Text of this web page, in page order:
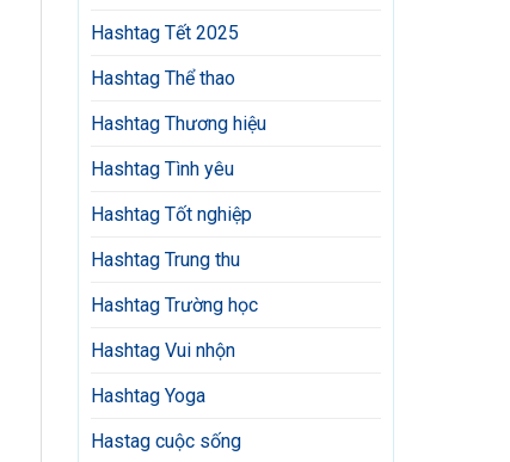
Hashtag Tết 2025
Hashtag Thể thao
Hashtag Thương hiệu
Hashtag Tình yêu
Hashtag Tốt nghiệp
Hashtag Trung thu
Hashtag Trường học
Hashtag Vui nhộn
Hashtag Yoga
Hastag cuộc sống